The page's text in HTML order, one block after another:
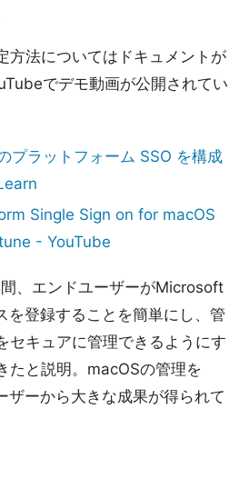
方法についてはドキュメントが
でデモ動画が公開されてい
プラットフォーム SSO を構成
Single Sign on for macOS
- YouTube
、エンドユーザーがMicrosoft
を登録することを簡単にし、管
セキュアに管理できるようにす
たと説明。macOSの管理を
ザーから大きな成果が得られて